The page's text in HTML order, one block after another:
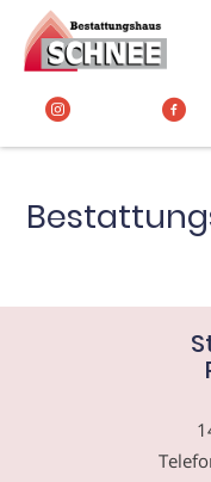
Inhalt
springen